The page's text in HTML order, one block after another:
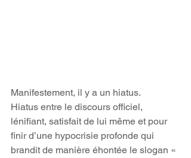
Manifestement, il y a un hiatus.
Hiatus entre le discours officiel,
lénifiant, satisfait de lui même et pour
finir d’une hypocrisie profonde qui
brandit de manière éhontée le slogan «